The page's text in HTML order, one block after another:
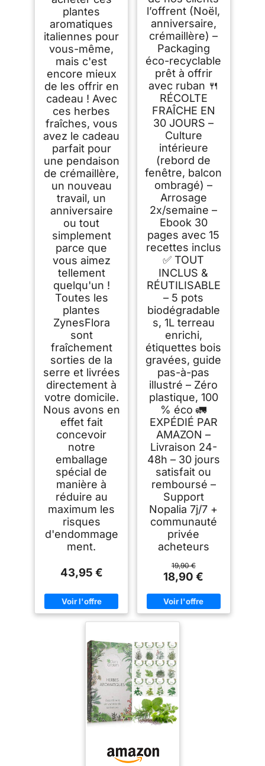
plantes
aromatiques
italiennes pour
vous-même,
mais c'est
encore mieux
de les offrir en
cadeau ! Avec
ces herbes
fraîches, vous
avez le cadeau
parfait pour
une pendaison
de crémaillère,
un nouveau
travail, un
anniversaire
ou tout
simplement
parce que
vous aimez
tellement
quelqu'un !
Toutes les
plantes
ZynesFlora
sont
fraîchement
sorties de la
serre et livrées
directement à
votre domicile.
Nous avons en
effet fait
concevoir
notre
emballage
spécial de
manière à
réduire au
maximum les
risques
d'endommage
ment.
43,95 €
l’offrent (Noël,
anniversaire,
crémaillère) –
Packaging
éco-recyclable
prêt à offrir
avec ruban 🍴
RÉCOLTE
FRAÎCHE EN
30 JOURS –
Culture
intérieure
(rebord de
fenêtre, balcon
ombragé) –
Arrosage
2x/semaine –
Ebook 30
pages avec 15
recettes inclus
✅ TOUT
INCLUS &
RÉUTILISABLE
– 5 pots
biodégradable
s, 1L terreau
enrichi,
étiquettes bois
gravées, guide
pas-à-pas
illustré – Zéro
plastique, 100
% éco 🚛
EXPÉDIÉ PAR
AMAZON –
Livraison 24-
48h – 30 jours
satisfait ou
remboursé –
Support
Nopalia 7j/7 +
communauté
privée
acheteurs
19,90 €
18,90 €